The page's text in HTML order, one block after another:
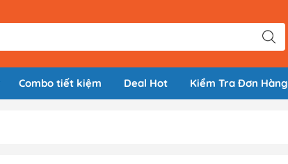
Combo tiết kiệm Deal Hot Kiểm Tra Đơn Hàng